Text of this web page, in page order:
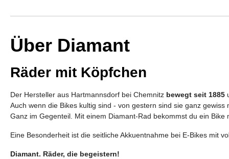
Über Diamant
Räder mit Köpfchen
Der Hersteller aus Hartmannsdorf bei Chemnitz bewegt seit 1885
Auch wenn die Bikes kultig sind - von gestern sind sie ganz gewiss
Ganz im Gegenteil. Mit einem Diamant-Rad bekommst du ein Bike
Eine Besonderheit ist die seitliche Akkuentnahme bei E-Bikes mit
Diamant. Räder, die begeistern!